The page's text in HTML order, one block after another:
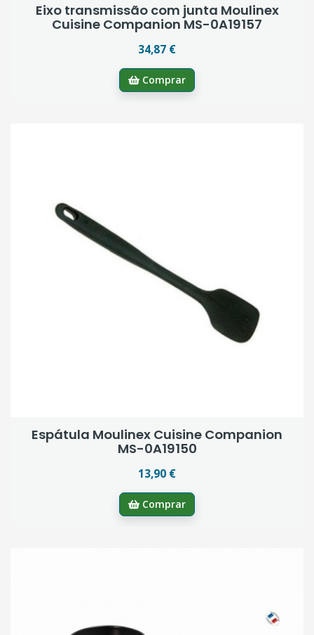
Eixo transmissão com junta Moulinex
Cuisine Companion MS-0A19157
34,87 €
Comprar
Espátula Moulinex Cuisine Companion
MS-0A19150
13,90 €
Comprar